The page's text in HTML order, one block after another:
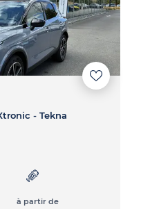
- Tekna
à partir de